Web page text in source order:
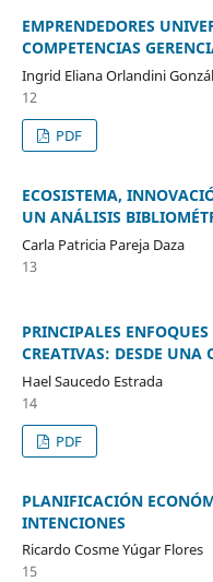
EMPRENDEDORES
COMPETENCIAS
Ingrid Eliana Orlandini
12
PDF
ECOSISTEMA,
UN ANÁLISIS
Carla Patricia Pareja Daza
13
PRINCIPALES
CREATIVAS: DESDE
Hael Saucedo Estrada
14
PDF
PLANIFICACIÓN
INTENCIONES
Ricardo Cosme Yúgar Flores
15